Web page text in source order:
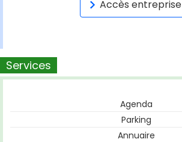
Accès entreprise
Services
Agenda
Parking
Annuaire